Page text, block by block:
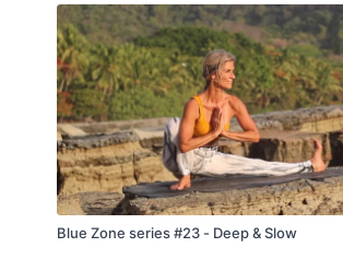
Blue Zone series #23 - Deep & Slow